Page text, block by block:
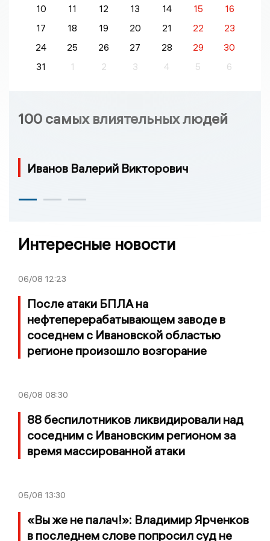
10
11 12 13 14 15
16
17
18 19 20 21 22
23
24
25 26 27 28 29
30
31
1 2 3 4 5 6
100 самых влиятельных людей
Иванов Валерий Викторович
Интересные новости
06/08 12:23
После атаки БПЛА на
нефтеперерабатывающем заводе в
соседнем с Ивановской областью
регионе произошло возгорание
06/08 08:30
88 беспилотников ликвидировали над
соседним с Ивановским регионом за
время массированной атаки
05/08 13:30
«Вы же не палач!»: Владимир Ярченков
в последнем слове попросил суд не